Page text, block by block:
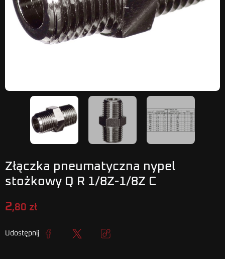
Złączka pneumatyczna nypel
stożkowy Q R 1/8Z-1/8Z C
2,80 zł
Udostępnij